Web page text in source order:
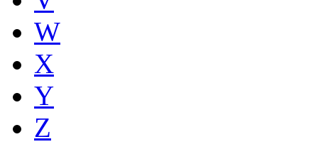
W
X
Y
Z